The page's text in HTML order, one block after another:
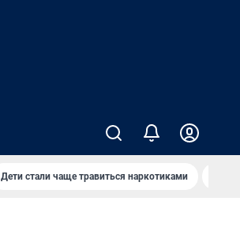
Дети стали чаще травиться наркотиками